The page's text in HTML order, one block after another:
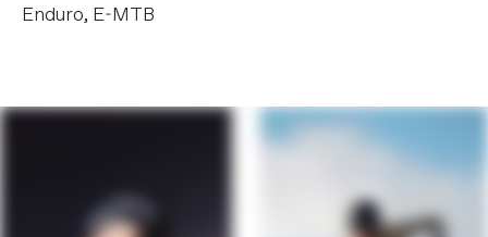
Enduro, E-MTB